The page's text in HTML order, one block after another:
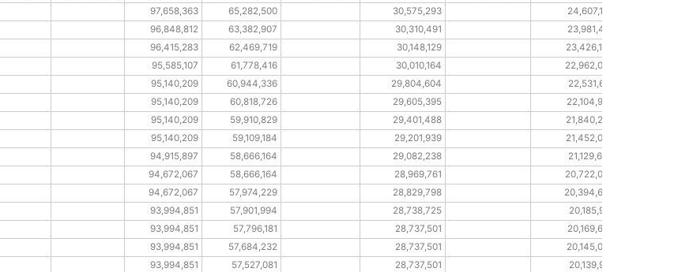
97,658,363 65,282,500 30,575,293
24,607,153
96,848,812 63,382,907 30,310,491
23,981,481
96,415,283 62,469,719 30,148,129
23,426,142
95,585,107 61,778,416 30,010,164
22,962,029
95,140,209 60,944,336 29,804,604
22,531,618
95,140,209 60,818,726 29,605,395
22,104,956
95,140,209 59,910,829 29,401,488
21,840,299
95,140,209 59,109,184 29,201,939
21,452,050
94,915,897 58,666,164 29,082,238
21,129,642
94,672,067 58,666,164 28,969,761
20,722,002
94,672,067 57,974,229 28,829,798
20,394,636
93,994,851 57,901,994 28,738,725
20,185,921
93,994,851 57,796,181 28,737,501
20,169,679
93,994,851 57,684,232 28,737,501
20,145,035
93,994,851 57,527,081 28,737,501
20,139,931